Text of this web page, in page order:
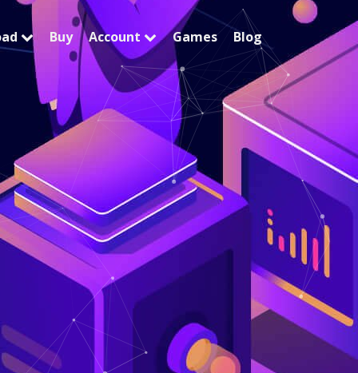
Buy Account Games Blog